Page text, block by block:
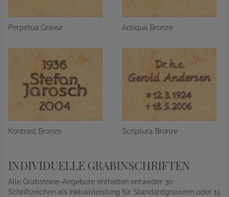
Perpetua Gravur Antiqua Bronze
Kontrast Bronze Scriptura Bronze
INDIVIDUELLE GRABINSCHRIFTEN
Alle Grabsteine-Angebote enthalten entweder 30
Schriftzeichen als Inklusivleistung für Standardgravuren oder 15